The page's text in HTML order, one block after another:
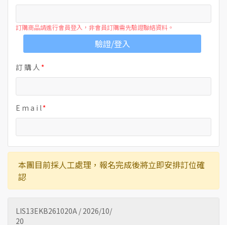
訂購商品請進行會員登入，非會員訂購需先驗證聯絡資料。
驗證/登入
訂 購 人
E m a i l
本團目前採人工處理，報名完成後將立即安排訂位確
認
LIS13EKB261020A / 2026/10/
20